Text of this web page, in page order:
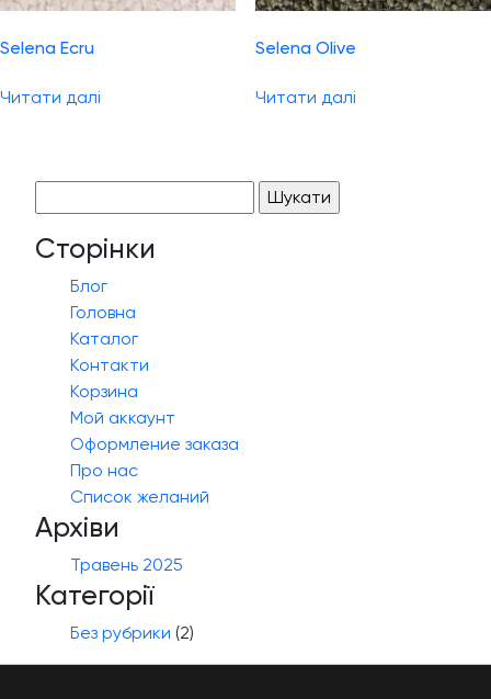
Selena Ecru
Читати далі
Selena Olive
Читати далі
Сторінки
Блог
Головна
Каталог
Контакти
Корзина
Мой аккаунт
Оформление заказа
Про нас
Список желаний
Архіви
Травень 2025
Категорії
Без рубрики (2)